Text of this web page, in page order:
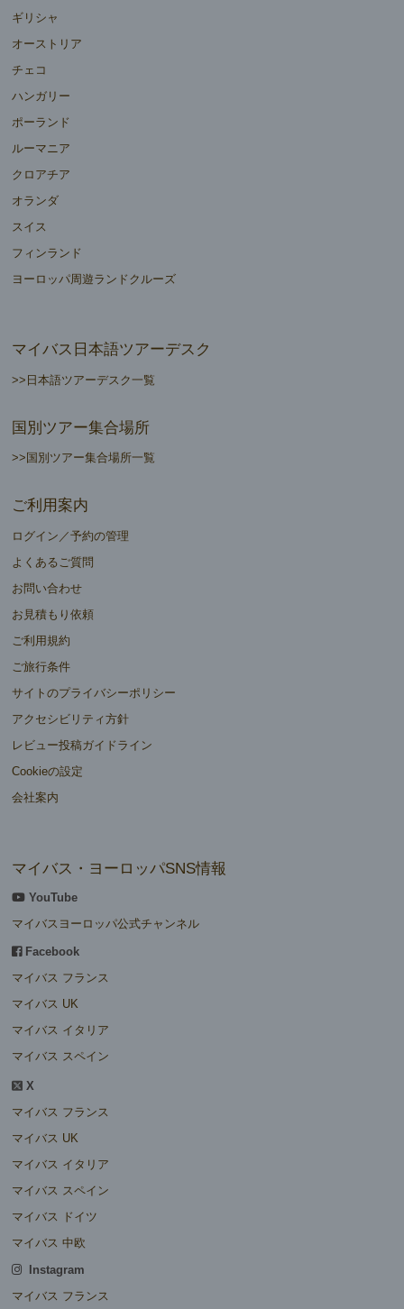
ギリシャ
オーストリア
チェコ
ハンガリー
ポーランド
ルーマニア
クロアチア
オランダ
スイス
フィンランド
ヨーロッパ周遊ランドクルーズ
マイバス日本語ツアーデスク
>>日本語ツアーデスク一覧
国別ツアー集合場所
>>国別ツアー集合場所一覧
ご利用案内
ログイン／予約の管理
よくあるご質問
お問い合わせ
お見積もり依頼
ご利用規約
ご旅行条件
サイトのプライバシーポリシー
アクセシビリティ方針
レビュー投稿ガイドライン
Cookieの設定
会社案内
マイバス・ヨーロッパSNS情報
YouTube
マイバスヨーロッパ公式チャンネル
Facebook
マイバス フランス
マイバス UK
マイバス イタリア
マイバス スペイン
X
マイバス フランス
マイバス UK
マイバス イタリア
マイバス スペイン
マイバス ドイツ
マイバス 中欧
Instagram
マイバス フランス